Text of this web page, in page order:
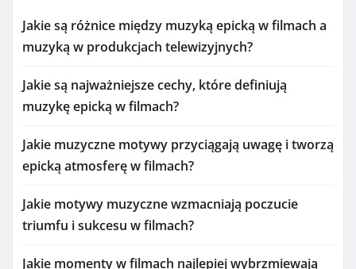
Jakie są różnice między muzyką epicką w filmach a
muzyką w produkcjach telewizyjnych?
Jakie są najważniejsze cechy, które definiują
muzykę epicką w filmach?
Jakie muzyczne motywy przyciągają uwagę i tworzą
epicką atmosferę w filmach?
Jakie motywy muzyczne wzmacniają poczucie
triumfu i sukcesu w filmach?
Jakie momenty w filmach najlepiej wybrzmiewają